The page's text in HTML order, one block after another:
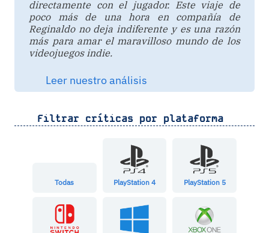
directamente con el jugador. Este viaje de
poco más de una hora en compañía de
Reginaldo no deja indiferente y es una razón
más para amar el maravilloso mundo de los
videojuegos indie.
Leer nuestro análisis
Filtrar críticas por plataforma
Todas PlayStation 4 PlayStation 5